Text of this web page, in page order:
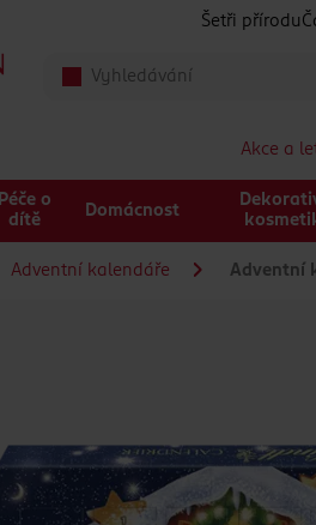
Šetři přírodu
Akce a
Péče o
dítě
Domácnost
Adventní kalendáře Adventní